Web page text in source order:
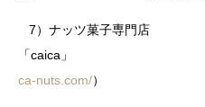
7）ナッツ菓子専門店
「
ca-nuts.com/）